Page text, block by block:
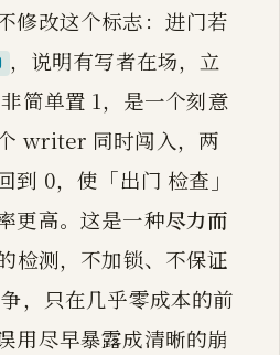
修改这个标志：进门若
，说明有写者在场，立
简单置 1，是一个刻意
writer 同时闯入，两
到 0，使「出门 检查」
更高。这是一种尽力而
检测，不加锁、不保证
，只在几乎零成本的前
用尽早暴露成清晰的崩